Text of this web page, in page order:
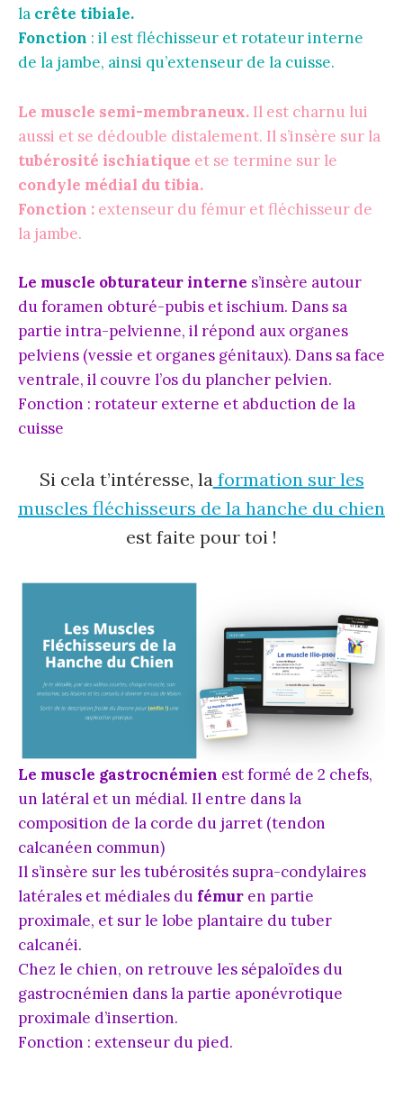
la crête tibiale.
Fonction : il est fléchisseur et rotateur interne
de la jambe, ainsi qu’extenseur de la cuisse.
Le muscle semi-membraneux. Il est charnu lui
aussi et se dédouble distalement. Il s’insère sur la
tubérosité ischiatique et se termine sur le
condyle médial du tibia.
Fonction : extenseur du fémur et fléchisseur de
la jambe.
Le muscle obturateur interne s’insère autour
du foramen obturé-pubis et ischium. Dans sa
partie intra-pelvienne, il répond aux organes
pelviens (vessie et organes génitaux). Dans sa face
ventrale, il couvre l’os du plancher pelvien.
Fonction : rotateur externe et abduction de la
cuisse
Si cela t’intéresse, laformation sur les
muscles fléchisseurs de la hanche du chien
est faite pour toi !
Le muscle gastrocnémien est formé de 2 chefs,
un latéral et un médial. Il entre dans la
composition de la corde du jarret (tendon
calcanéen commun)
Il s’insère sur les tubérosités supra-condylaires
latérales et médiales du fémur en partie
proximale, et sur le lobe plantaire du tuber
calcanéi.
Chez le chien, on retrouve les sépaloïdes du
gastrocnémien dans la partie aponévrotique
proximale d’insertion.
Fonction : extenseur du pied.